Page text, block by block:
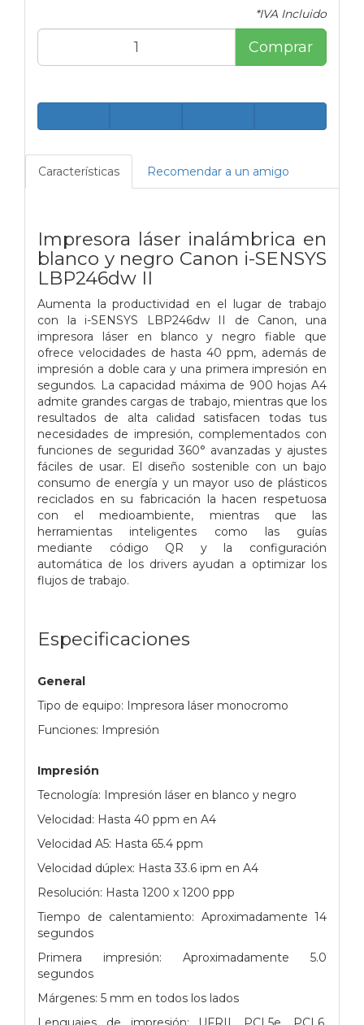
*IVA Incluido
Comprar
Características Recomendar a un amigo
Impresora láser inalámbrica en
blanco y negro Canon i-SENSYS
LBP246dw II
Aumenta la productividad en el lugar de trabajo
con la i-SENSYS LBP246dw II de Canon, una
impresora láser en blanco y negro fiable que
ofrece velocidades de hasta 40 ppm, además de
impresión a doble cara y una primera impresión en
segundos. La capacidad máxima de 900 hojas A4
admite grandes cargas de trabajo, mientras que los
resultados de alta calidad satisfacen todas tus
necesidades de impresión, complementados con
funciones de seguridad 360° avanzadas y ajustes
fáciles de usar. El diseño sostenible con un bajo
consumo de energía y un mayor uso de plásticos
reciclados en su fabricación la hacen respetuosa
con el medioambiente, mientras que las
herramientas inteligentes como las guías
mediante código QR y la configuración
automática de los drivers ayudan a optimizar los
flujos de trabajo.
Especificaciones
General
Tipo de equipo: Impresora láser monocromo
Funciones: Impresión
Impresión
Tecnología: Impresión láser en blanco y negro
Velocidad: Hasta 40 ppm en A4
Velocidad A5: Hasta 65.4 ppm
Velocidad dúplex: Hasta 33.6 ipm en A4
Resolución: Hasta 1200 x 1200 ppp
Tiempo de calentamiento: Aproximadamente 14
segundos
Primera impresión: Aproximadamente 5.0
segundos
Márgenes: 5 mm en todos los lados